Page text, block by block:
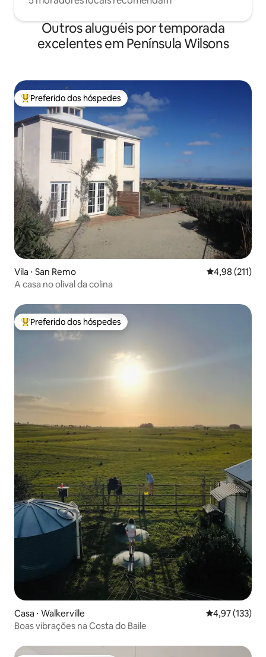
Outros aluguéis por temporada
excelentes em Península Wilsons
Entre os melhores preferidos dos hóspedes
Preferido dos hóspedes
Vila ⋅ San Remo 4,98 de uma
4,98 (211)
A casa no olival da colina
Entre os melhores preferidos dos hóspedes
Preferido dos hóspedes
Casa ⋅ Walkerville 4,97 de uma
4,97 (133)
Boas vibrações na Costa do Baile